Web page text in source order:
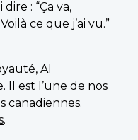
: “Ça va,
ce que j’ai vu.”
Al
Il est l’une de nos
canadiennes.
.